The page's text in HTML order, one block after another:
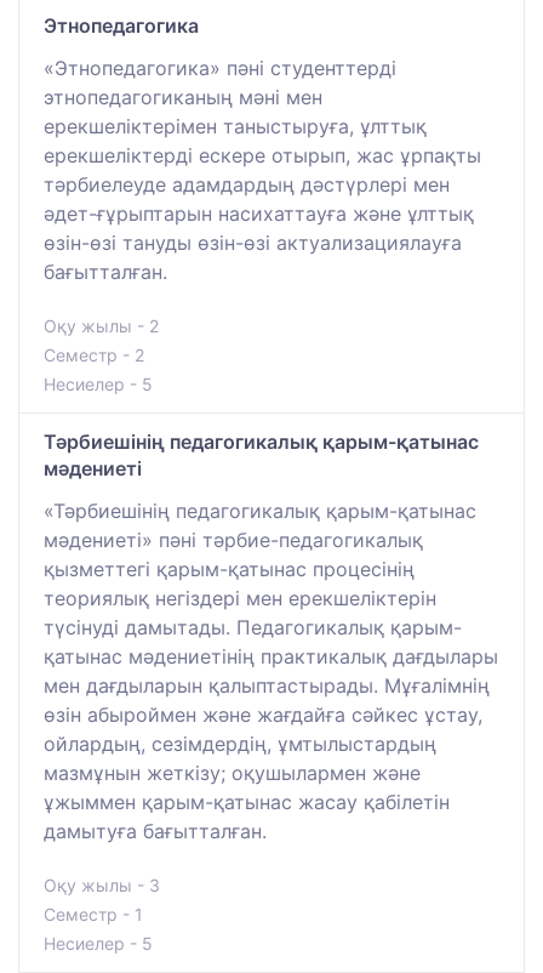
Этнопедагогика
«Этнопедагогика» пәні студенттерді
этнопедагогиканың мәні мен
ерекшеліктерімен таныстыруға, ұлттық
ерекшеліктерді ескере отырып, жас ұрпақты
тәрбиелеуде адамдардың дәстүрлері мен
әдет-ғұрыптарын насихаттауға және ұлттық
өзін-өзі тануды өзін-өзі актуализациялауға
бағытталған.
Оқу жылы - 2
Семестр - 2
Несиелер - 5
Тәрбиешінің педагогикалық қарым-қатынас
мәдениеті
«Тәрбиешінің педагогикалық қарым-қатынас
мәдениеті» пәні тәрбие-педагогикалық
қызметтегі қарым-қатынас процесінің
теориялық негіздері мен ерекшеліктерін
түсінуді дамытады. Педагогикалық қарым-
қатынас мәдениетінің практикалық дағдылары
мен дағдыларын қалыптастырады. Мұғалімнің
өзін абыроймен және жағдайға сәйкес ұстау,
ойлардың, сезімдердің, ұмтылыстардың
мазмұнын жеткізу; оқушылармен және
ұжыммен қарым-қатынас жасау қабілетін
дамытуға бағытталған.
Оқу жылы - 3
Семестр - 1
Несиелер - 5